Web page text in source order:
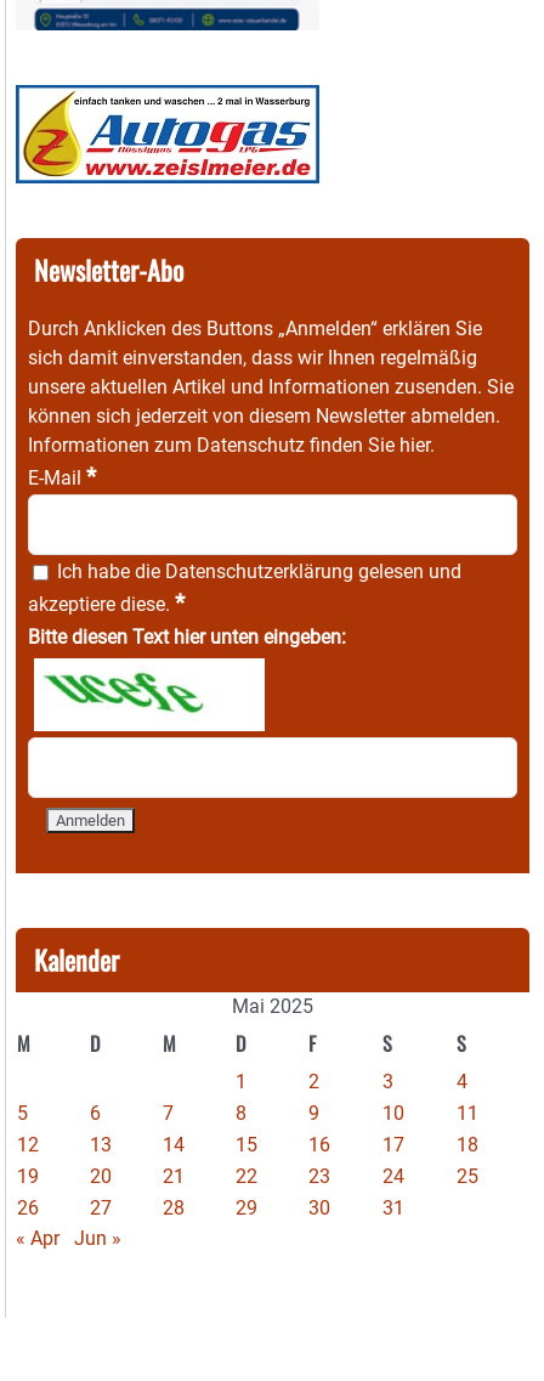
Newsletter-Abo
Durch Anklicken des Buttons „Anmelden“ erklären Sie
sich damit einverstanden, dass wir Ihnen regelmäßig
unsere aktuellen Artikel und Informationen zusenden. Sie
können sich jederzeit von diesem Newsletter abmelden.
Informationen zum Datenschutz finden Sie hier.
E-Mail *
Ich habe die Datenschutzerklärung gelesen und
akzeptiere diese. *
Bitte diesen Text hier unten eingeben:
Kalender
Mai 2025
M D M D F S S
1 2 3
4
5
6 7 8 9 10
11
12
13 14 15 16 17
18
19
20 21 22 23 24
25
26
27 28 29 30
31
« Apr
Jun »